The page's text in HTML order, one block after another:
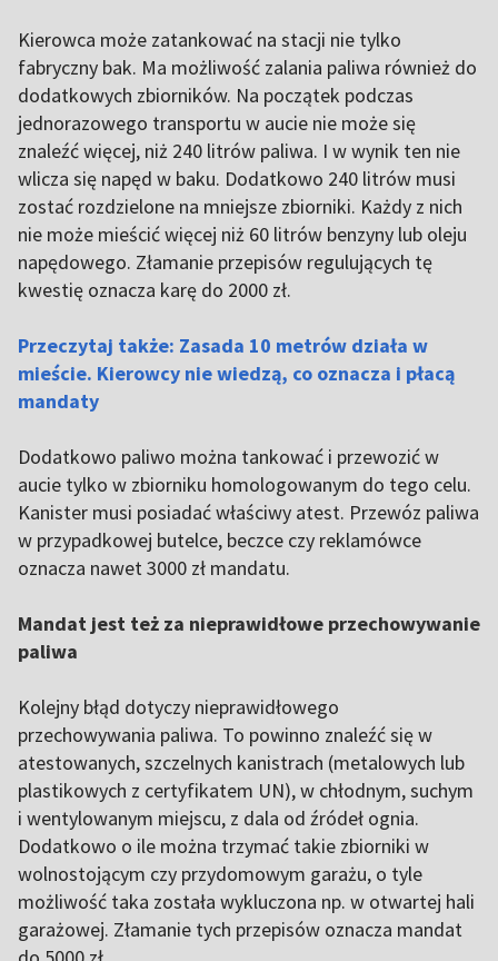
Kierowca może zatankować na stacji nie tylko
fabryczny bak. Ma możliwość zalania paliwa również do
dodatkowych zbiorników. Na początek podczas
jednorazowego transportu w aucie nie może się
znaleźć więcej, niż 240 litrów paliwa. I w wynik ten nie
wlicza się napęd w baku. Dodatkowo 240 litrów musi
zostać rozdzielone na mniejsze zbiorniki. Każdy z nich
nie może mieścić więcej niż 60 litrów benzyny lub oleju
napędowego. Złamanie przepisów regulujących tę
kwestię oznacza karę do 2000 zł.
Przeczytaj także: Zasada 10 metrów działa w
mieście. Kierowcy nie wiedzą, co oznacza i płacą
mandaty
Dodatkowo paliwo można tankować i przewozić w
aucie tylko w zbiorniku homologowanym do tego celu.
Kanister musi posiadać właściwy atest. Przewóz paliwa
w przypadkowej butelce, beczce czy reklamówce
oznacza nawet 3000 zł mandatu.
Mandat jest też za nieprawidłowe przechowywanie
paliwa
Kolejny błąd dotyczy nieprawidłowego
przechowywania paliwa. To powinno znaleźć się w
atestowanych, szczelnych kanistrach (metalowych lub
plastikowych z certyfikatem UN), w chłodnym, suchym
i wentylowanym miejscu, z dala od źródeł ognia.
Dodatkowo o ile można trzymać takie zbiorniki w
wolnostojącym czy przydomowym garażu, o tyle
możliwość taka została wykluczona np. w otwartej hali
garażowej. Złamanie tych przepisów oznacza mandat